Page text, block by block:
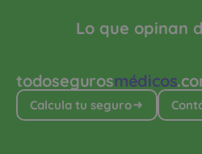
todosegurosmédicos
Calcula tu seguro
Lo que opinan